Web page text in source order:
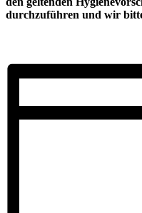
durchzuführen und wir